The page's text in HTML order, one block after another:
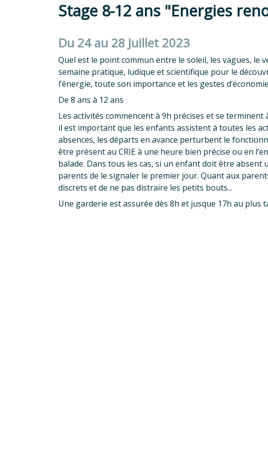
Stage 8-12 ans "Energies
Du 24 au 28 Juillet 2023
Quel est le point commun entre le soleil, les vagues, le
semaine pratique, ludique et scientifique pour le
l’énergie, toute son importance et les gestes
De 8 ans à 12 ans
Les activités commencent à 9h précises et se
il est important que les enfants assistent à toutes les
absences, les départs en avance perturbent le
être présent au CRIE à une heure bien précise ou en
balade. Dans tous les cas, si un enfant doit être
parents de le signaler le premier jour. Quant aux
discrets et de ne pas distraire les petits bouts...
Une garderie est assurée dès 8h et jusque 17h au plus